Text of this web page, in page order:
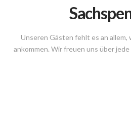
Unseren Gästen fehlt es an allem,
ankommen. Wir freuen uns über